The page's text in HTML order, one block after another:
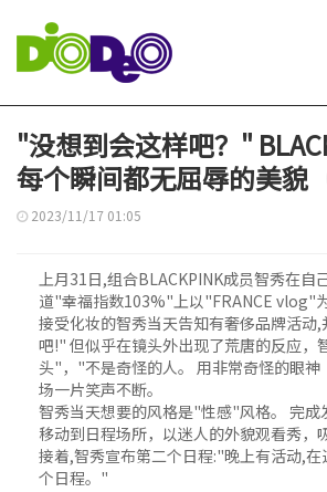
"没想到会这样吧？"
每个瞬间都无屈辱的美貌
2023/11/17 01:05
上月31日,组合BLACKPINK成员智秀在自
道"幸福指数103%"上以"FRANCE vlog"
接受化妆的智秀当天告知有奢侈品牌活动
吧!" 但似乎在镜头外出现了荒唐的反应，
头"，"不是奇怪的人。 用非常奇怪的眼
场一片笑声不断。
智秀当天想要的风格是"性感"风格。 完成
移动到日程场所，以迷人的外貌观看秀，
接着,智秀宣布第二个日程:"晚上有活动,
个日程。"